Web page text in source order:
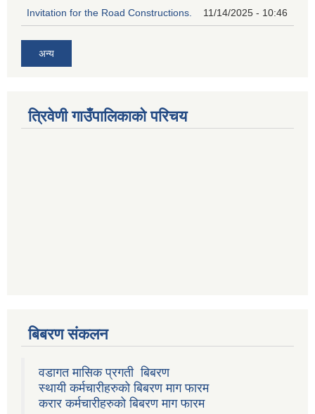
Invitation for the Road Constructions. 11/14/2025 - 10:46
अन्य
त्रिवेणी गाउँपालिकाको परिचय
बिबरण संकलन
वडागत मासिक प्रगती बिबरण
स्थायी कर्मचारीहरुको बिबरण माग फारम
करार कर्मचारीहरुको बिबरण माग फारम